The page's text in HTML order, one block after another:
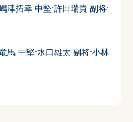
津拓幸 中堅:許田瑞貴 副将:
馬 中堅:水口雄太 副将:小林